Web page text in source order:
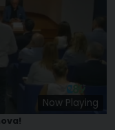
Now Playing